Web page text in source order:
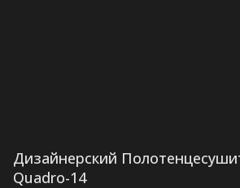
Дизайнерский
Quadro-14